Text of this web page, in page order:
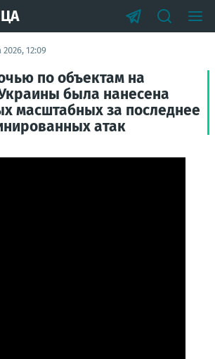
12:09
по объектам на
была нанесена
масштабных за последнее
атак